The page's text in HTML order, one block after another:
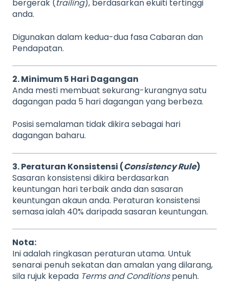
bergerak (trailing), berdasarkan ekuiti tertinggi
anda.
Digunakan dalam kedua-dua fasa Cabaran dan
Pendapatan.
2. Minimum 5 Hari Dagangan
Anda mesti membuat sekurang-kurangnya satu
dagangan pada 5 hari dagangan yang berbeza.
Posisi semalaman tidak dikira sebagai hari
dagangan baharu.
3. Peraturan Konsistensi (Consistency Rule)
Sasaran konsistensi dikira berdasarkan
keuntungan hari terbaik anda dan sasaran
keuntungan akaun anda. Peraturan konsistensi
semasa ialah 40% daripada sasaran keuntungan.
Nota:
Ini adalah ringkasan peraturan utama. Untuk
senarai penuh sekatan dan amalan yang dilarang,
sila rujuk kepada Terms and Conditionspenuh.